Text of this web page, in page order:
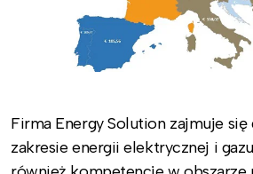
Firma Energy Solution zajmuje
zakresie energii elektrycznej i